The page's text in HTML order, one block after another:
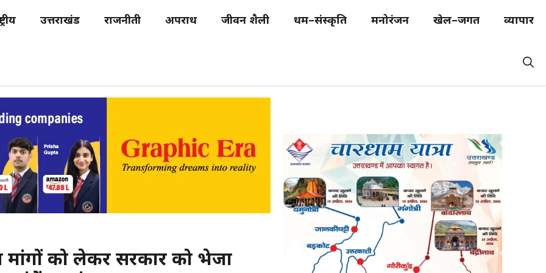
उत्तराखंड राजनीती अपराध जीवन शैली धर्म–संस्कृति मनोरंजन खेल–जगत व्यापार
मांगों को लेकर सरकार को भेजा